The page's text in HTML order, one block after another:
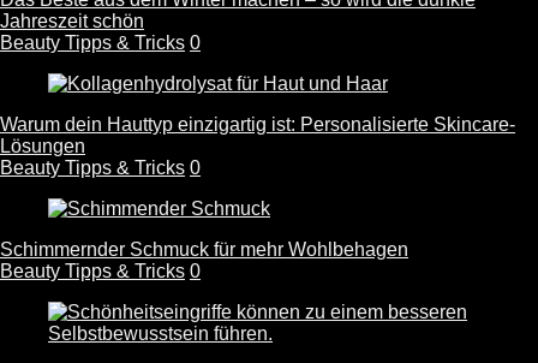
Jahreszeit schön
Beauty Tipps & Tricks 0
Warum dein Hauttyp einzigartig ist: Personalisierte Skincare-
Lösungen
Beauty Tipps & Tricks 0
Schimmernder Schmuck für mehr Wohlbehagen
Beauty Tipps & Tricks 0